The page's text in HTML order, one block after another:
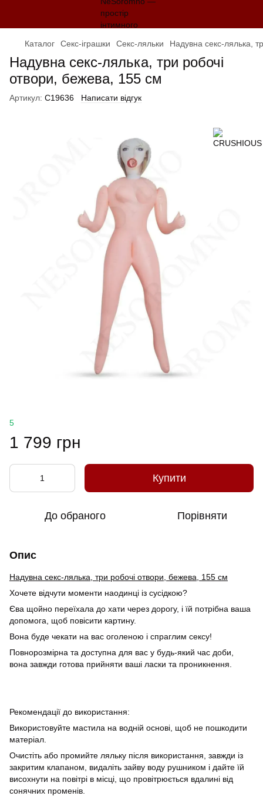
Каталог Секс-іграшки Секс-ляльки Надувна секс-лялька,
Надувна секс-лялька, три робочі
отвори, бежева, 155 см
Артикул: С19636 Написати відгук
5
1 799 грн
Купити
До обраного Порівняти
Опис
Надувна секс-лялька, три робочі отвори, бежева, 155 см
Хочете відчути моменти наодинці із сусідкою?
Єва щойно переїхала до хати через дорогу, і їй потрібна ваша
допомога, щоб повісити картину.
Вона буде чекати на вас оголеною і спраглим сексу!
Повнорозмірна та доступна для вас у будь-який час доби,
вона завжди готова прийняти ваші ласки та проникнення.
Рекомендації до використання:
Використовуйте мастила на водній основі, щоб не пошкодити
матеріал.
Очистіть або промийте ляльку після використання, завжди із
закритим клапаном, видаліть зайву воду рушником і дайте їй
висохнути на повітрі в місці, що провітрюється вдалині від
сонячних променів.